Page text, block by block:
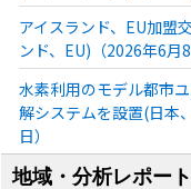
アイスランド、EU加盟
ンド、EU)（2026年6月8
水素利用のモデル都市
解システムを設置(日本
日）
地域・分析レポート